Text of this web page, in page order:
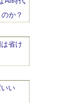
か？
省け
い